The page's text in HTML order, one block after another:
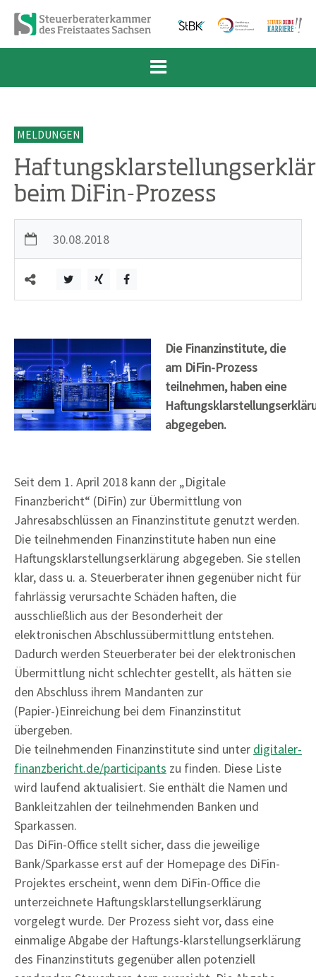
Zum Inhalt springen
Zur Navigation springen
Zum Fußbereich und Kontakt springen
MELDUNGEN
beim DiFin-Prozess
30.08.2018
Die Finanzinstitute, die
am DiFin-Prozess
teilnehmen, haben eine
abgegeben.
Seit dem 1. April 2018 kann der „Digitale
Finanzbericht“ (DiFin) zur Übermittlung von
Jahresabschlüssen an Finanzinstitute genutzt werden.
Die teilnehmenden Finanzinstitute haben nun eine
Haftungsklarstellungserklärung abgegeben. Sie stellen
klar, dass u. a. Steuerberater ihnen gegenüber nicht für
fahrlässig verursachte Schäden haften, die
ausschließlich aus der Besonderheit der
elektronischen Abschlussübermittlung entstehen.
Dadurch werden Steuerberater bei der elektronischen
Übermittlung nicht schlechter gestellt, als hätten sie
den Abschluss ihrem Mandanten zur
(Papier-)Einreichung bei dem Finanzinstitut
übergeben.
Die teilnehmenden Finanzinstitute sind unter digitaler-
finanzbericht.de/participants zu finden. Diese Liste
wird laufend aktualisiert. Sie enthält die Namen und
Bankleitzahlen der teilnehmenden Banken und
Sparkassen.
Das DiFin-Office stellt sicher, dass die jeweilige
Bank/Sparkasse erst auf der Homepage des DiFin-
Projektes erscheint, wenn dem DiFin-Office die
unterzeichnete Haftungsklarstellungserklärung
vorgelegt wurde. Der Prozess sieht vor, dass eine
einmalige Abgabe der Haftungs-klarstellungserklärung
des Finanzinstituts gegenüber allen potenziell